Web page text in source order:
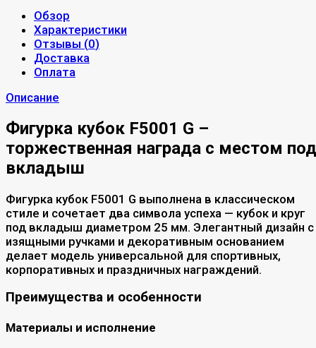
Обзор
Характеристики
Отзывы (0)
Доставка
Оплата
Описание
Фигурка кубок F5001 G –
торжественная награда с местом под
вкладыш
Фигурка кубок F5001 G выполнена в классическом
стиле и сочетает два символа успеха — кубок и круг
под вкладыш диаметром 25 мм. Элегантный дизайн с
изящными ручками и декоративным основанием
делает модель универсальной для спортивных,
корпоративных и праздничных награждений.
Преимущества и особенности
Материалы и исполнение